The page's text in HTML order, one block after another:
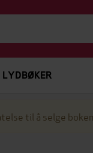
LYDBØKER
til å selge